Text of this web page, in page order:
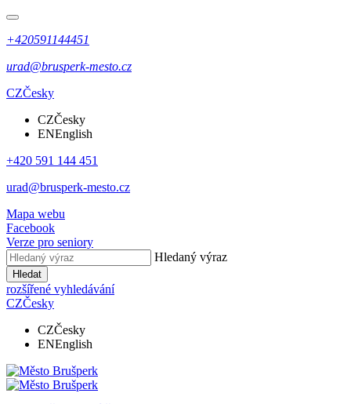
+420591144451
urad@brusperk-mesto.cz
CZČesky
CZČesky
ENEnglish
+420 591 144 451
urad@brusperk-mesto.cz
Mapa webu
Facebook
Verze pro seniory
Hledaný výraz
Hledat
rozšířené vyhledávání
CZČesky
CZČesky
ENEnglish